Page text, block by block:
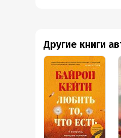
Другие книги